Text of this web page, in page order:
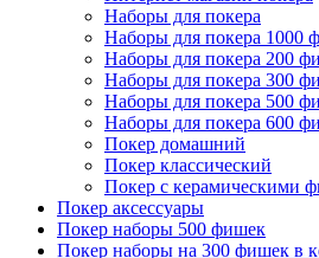
Наборы для покера
Наборы для покера 1000
Наборы для покера 200
Наборы для покера 300
Наборы для покера 500
Наборы для покера 600
Покер домашний
Покер классический
Покер с керамическими
Покер аксессуары
Покер наборы 500 фишек
Покер наборы на 300 фишек в